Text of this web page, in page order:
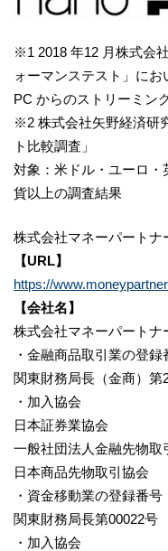
※1 2018 年12 月株式会
ォーマンステスト」にお
PC からのストリーミン
※2 株式会社矢野経済研
ト比較調査」
対象：米ドル・ユーロ・
貨以上の調査結果
株式会社マネーパートナ
【URL】
https://
【会社名】
株式会社マネーパートナ
・金融商品取引業の登録
関東財務局長（金商）第
・加入協会
日本証券業協会
一般社団法人金融先物取
日本商品先物取引協会
・資金移動業の登録番号
関東財務局長第00022号
・加入協会